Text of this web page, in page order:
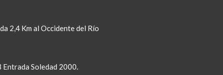
2,4 Km al Occidente del Río
Entrada Soledad 2000.